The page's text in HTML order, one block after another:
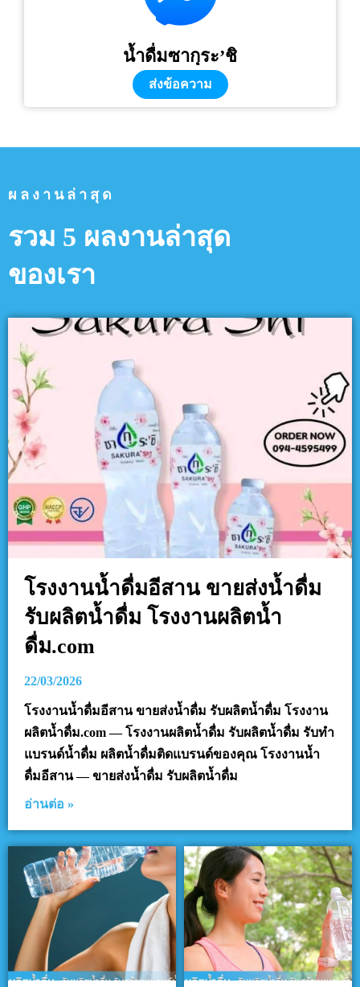
น้ำดื่มซากุระ’ชิ
ส่งข้อความ
ผลงานล่าสุด
รวม 5 ผลงานล่าสุด
ของเรา
โรงงานน้ำดื่มอีสาน ขายส่งน้ำดื่ม
รับผลิตน้ำดื่ม โรงงานผลิตน้ำ
ดื่ม.com
22/03/2026
โรงงานน้ำดื่มอีสาน ขายส่งน้ำดื่ม รับผลิตน้ำดื่ม โรงงาน
ผลิตน้ำดื่ม.com — โรงงานผลิตน้ำดื่ม รับผลิตน้ำดื่ม รับทำ
แบรนด์น้ำดื่ม ผลิตน้ำดื่มติดแบรนด์ของคุณ โรงงานน้ำ
ดื่มอีสาน — ขายส่งน้ำดื่ม รับผลิตน้ำดื่ม
อ่านต่อ »